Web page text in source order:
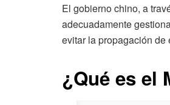
El gobierno chino, a
adecuadamente
evitar la propagación de
¿Qué es el